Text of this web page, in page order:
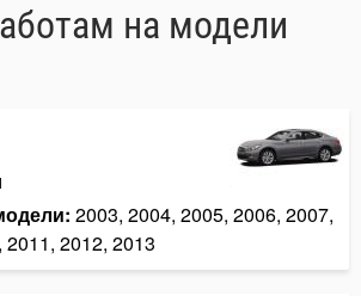
на модели
2003, 2004, 2005, 2006, 2007,
2012, 2013